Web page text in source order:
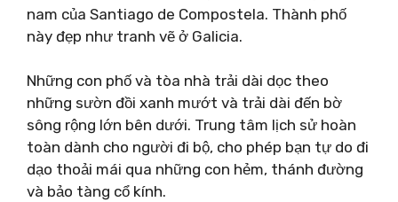
nam của Santiago de Compostela. Thành phố
này đẹp như tranh vẽ ở Galicia.
Những con phố và tòa nhà trải dài dọc theo
những sườn đồi xanh mướt và trải dài đến bờ
sông rộng lớn bên dưới. Trung tâm lịch sử hoàn
toàn dành cho người đi bộ, cho phép bạn tự do đi
dạo thoải mái qua những con hẻm, thánh đường
và bảo tàng cổ kính.